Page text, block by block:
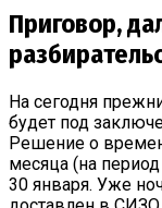
Приговор,
На сегодня
будет под
Решение о
месяца (на
30 января. Уже